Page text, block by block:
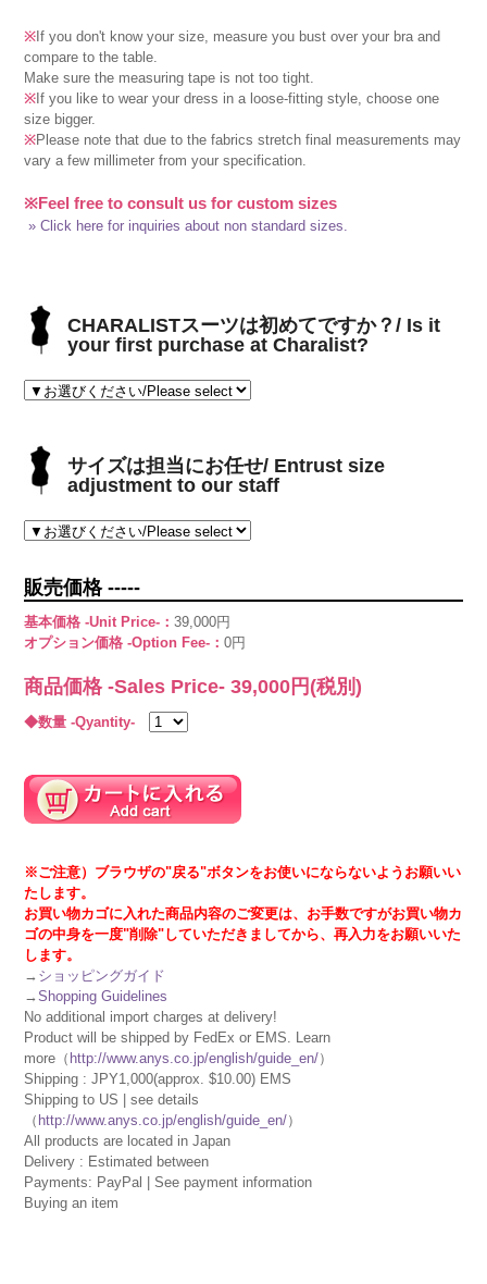
※ If you don't know your size, measure you bust over your bra and
compare to the table.
Make sure the measuring tape is not too tight.
※ If you like to wear your dress in a loose-fitting style, choose one
size bigger.
※Please note that due to the fabrics stretch final measurements may
vary a few millimeter from your specification.
※Feel free to consult us for custom sizes
» Click here for inquiries about non standard sizes.
CHARALISTスーツは初めてですか？/ Is it
your first purchase at Charalist?
サイズは担当にお任せ/ Entrust size
adjustment to our staff
販売価格 -----
基本価格 -Unit Price-：39,000円
オプション価格 -Option Fee-：0円
商品価格 -Sales Price-39,000 円(税別)
◆数量 -Qyantity-
※ご注意）ブラウザの"戻る"ボタンをお使いにならないようお願いい
たします。
お買い物カゴに入れた商品内容のご変更は、お手数ですがお買い物カ
ゴの中身を一度"削除"していただきましてから、再入力をお願いいた
します。
→ ショッピングガイド
→Shopping Guidelines
No additional import charges at delivery!
Product will be shipped by FedEx or EMS. Learn
more（ http://www.anys.co.jp/english/guide_en/）
Shipping : JPY1,000(approx. $10.00) EMS
Shipping to US | see details
（ http://www.anys.co.jp/english/guide_en/）
All products are located in Japan
Delivery : Estimated between
Payments: PayPal | See payment information
Buying an item